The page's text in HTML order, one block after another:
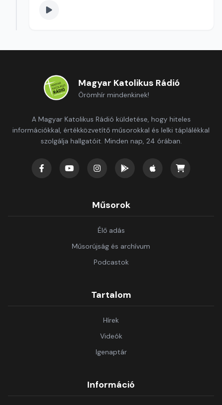
Magyar Katolikus Rádió
Örömhír mindenkinek!
A Magyar Katolikus Rádió küldetése, hogy hiteles
információkkal, értékközvetítő műsorokkal és lelki táplálékkal
szolgálja hallgatóit. Minden nap, 24 órában.
Műsorok
Élő adás
Műsorújság és archívum
Podcastok
Tartalom
Hírek
Videók
Igenaptár
Információ